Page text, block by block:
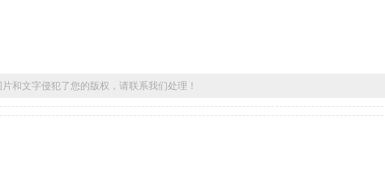
和文字侵犯了您的版权，请联系我们处理！